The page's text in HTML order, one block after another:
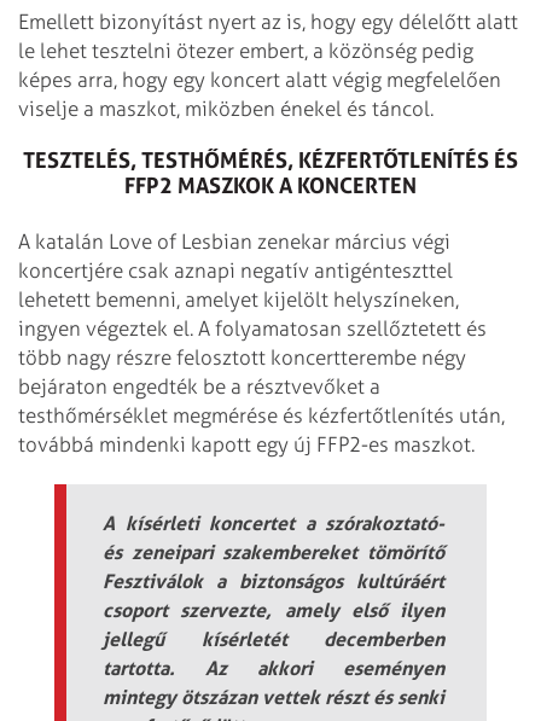
Emellett bizonyítást nyert az is, hogy egy délelőtt alatt
le lehet tesztelni ötezer embert, a közönség pedig
képes arra, hogy egy koncert alatt végig megfelelően
viselje a maszkot, miközben énekel és táncol.
TESZTELÉS, TESTHŐMÉRÉS, KÉZFERTŐTLENÍTÉS ÉS
FFP2 MASZKOK A KONCERTEN
A katalán Love of Lesbian zenekar március végi
koncertjére csak aznapi negatív antigénteszttel
lehetett bemenni, amelyet kijelölt helyszíneken,
ingyen végeztek el. A folyamatosan szellőztetett és
több nagy részre felosztott koncertterembe négy
bejáraton engedték be a résztvevőket a
testhőmérséklet megmérése és kézfertőtlenítés után,
továbbá mindenki kapott egy új FFP2-es maszkot.
A kísérleti koncertet a szórakoztató-
és zeneipari szakembereket tömörítő
Fesztiválok a biztonságos kultúráért
csoport szervezte, amely első ilyen
jellegű kísérletét decemberben
tartotta. Az akkori eseményen
mintegy ötszázan vettek részt és senki